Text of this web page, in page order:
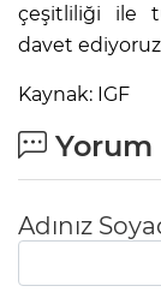
çeşitliliği ile
davet
Kaynak: IGF
Yorum
Adınız